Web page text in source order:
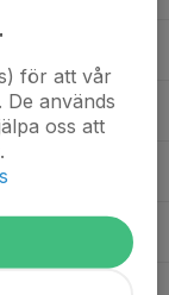
för att vår
används
oss att